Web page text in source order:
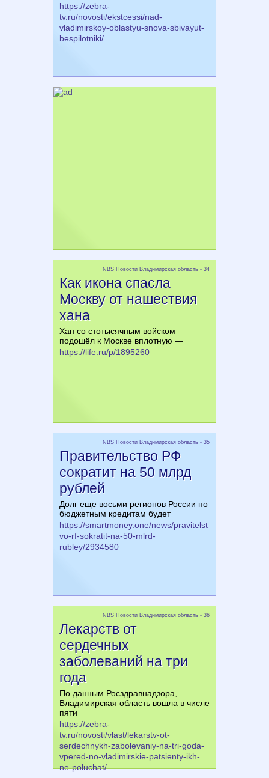
https://zebra-
tv.ru/novosti/ekstcessi/nad-
vladimirskoy-oblastyu-snova-sbivayut-
bespilotniki/
NBS Новости Владимирская область - 34
Как икона спасла
Москву от нашествия
хана
Хан со стотысячным войском
подошёл к Москве вплотную —
https://life.ru/p/1895260
NBS Новости Владимирская область - 35
Правительство РФ
сократит на 50 млрд
рублей
Долг еще восьми регионов России по
бюджетным кредитам будет
https://smartmoney.one/news/pravitelst
vo-rf-sokratit-na-50-mlrd-
rubley/2934580
NBS Новости Владимирская область - 36
Лекарств от
сердечных
заболеваний на три
года
По данным Росздравнадзора,
Владимирская область вошла в числе
пяти
https://zebra-
tv.ru/novosti/vlast/lekarstv-ot-
serdechnykh-zabolevaniy-na-tri-goda-
vpered-no-vladimirskie-patsienty-ikh-
ne-poluchat/